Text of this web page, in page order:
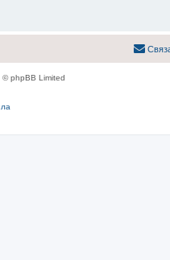
© phpBB Limited